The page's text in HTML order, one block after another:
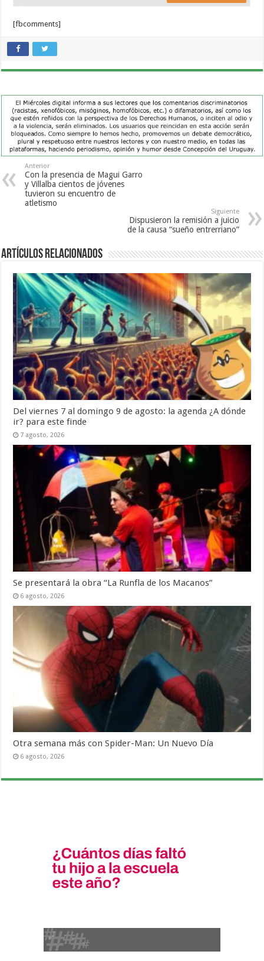
[fbcomments]
Anterior
Con la presencia de Magui Garro
y Villalba cientos de jóvenes
tuvieron su encuentro de
atletismo
Siguiente
Dispusieron la remisión a juicio
de la causa “sueño entrerriano”
Artículos Relacionados
Del viernes 7 al domingo 9 de agosto: la agenda ¿A dónde
ir? para este finde
7 agosto, 2026
Se presentará la obra “La Runfla de los Macanos”
6 agosto, 2026
Otra semana más con Spider-Man: Un Nuevo Día
6 agosto, 2026